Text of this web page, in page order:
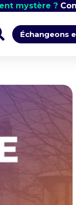
mystère ?
Échangeons